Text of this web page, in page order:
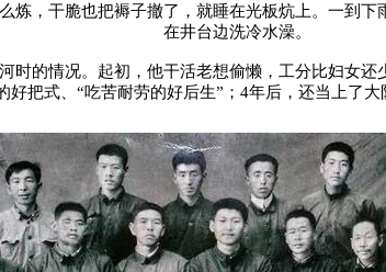
炼，干脆也把褥子撤了，就睡在光板炕上。一到
在井台边洗冷水澡。
时的情况。起初，他干活老想偷懒，工分比妇女
好把式、“吃苦耐劳的好后生”；4年后，还当上了大